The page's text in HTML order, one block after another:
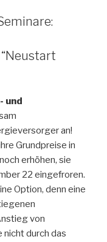
und
an!
Grundpreise in
erhöhen, sie
22 eingefroren.
Option, denn eine
von
durch das